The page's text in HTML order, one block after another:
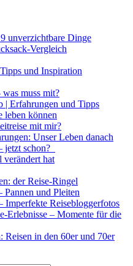
unverzichtbare Dinge
Vergleich
und Inspiration
was muss mit?
| Erfahrungen und Tipps
leben können
mit mir?
Unser Leben danach
jetzt schon?
verändert hat
der Reise-Ringel
Pannen und Pleiten
Imperfekte Reisebloggerfotos
Erlebnisse – Momente für die
Reisen in den 60er und 70er